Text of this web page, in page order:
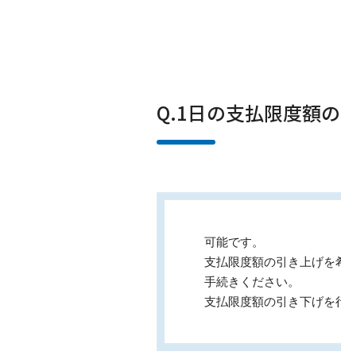
Q.1日の支払限度額
可能です。
支払限度額の引き上げを
手続きください。
支払限度額の引き下げを